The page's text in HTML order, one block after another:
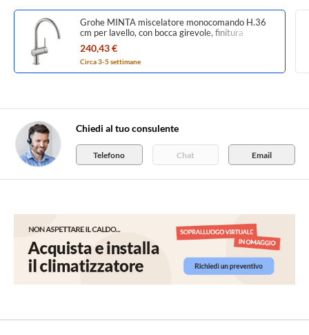
Grohe MINTA miscelatore monocomando H.36
cm per lavello, con bocca girevole, finitura
satinato super steel 32917DC0
240,43 €
Circa 3-5 settimane
Chiedi al tuo consulente
Telefono Chat Email